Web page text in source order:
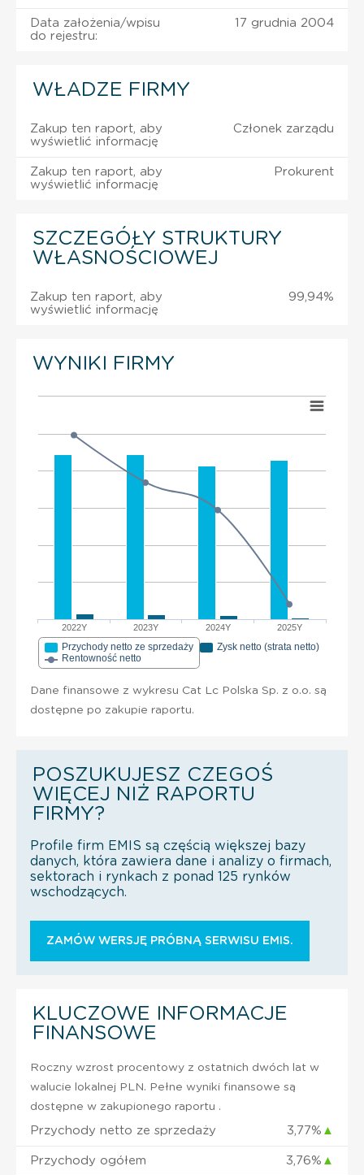
Data założenia/wpisu
do rejestru:
17 grudnia 2004
WŁADZE FIRMY
Zakup ten raport, aby
wyświetlić informację
Członek zarządu
Zakup ten raport, aby
wyświetlić informację
Prokurent
SZCZEGÓŁY STRUKTURY
WŁASNOŚCIOWEJ
Zakup ten raport, aby
wyświetlić informację
99,94%
WYNIKI FIRMY
2022Y 2023Y 2024Y 2025Y
Przychody netto ze sprzedaży
Zysk netto (strata netto)
Rentowność netto
Dane finansowe z wykresu Cat Lc Polska Sp. z o.o. są
dostępne po zakupie raportu.
POSZUKUJESZ CZEGOŚ
WIĘCEJ NIŻ RAPORTU
FIRMY?
Profile firm EMIS są częścią większej bazy
danych, która zawiera dane i analizy o firmach,
sektorach i rynkach z ponad 125 rynków
wschodzących.
ZAMÓW WERSJĘ PRÓBNĄ SERWISU EMIS.
KLUCZOWE INFORMACJE
FINANSOWE
Roczny wzrost procentowy z ostatnich dwóch lat w
walucie lokalnej PLN. Pełne wyniki finansowe są
dostępne w zakupionego raportu .
Przychody netto ze sprzedaży 3,77% ▲
Przychody ogółem 3,76% ▲